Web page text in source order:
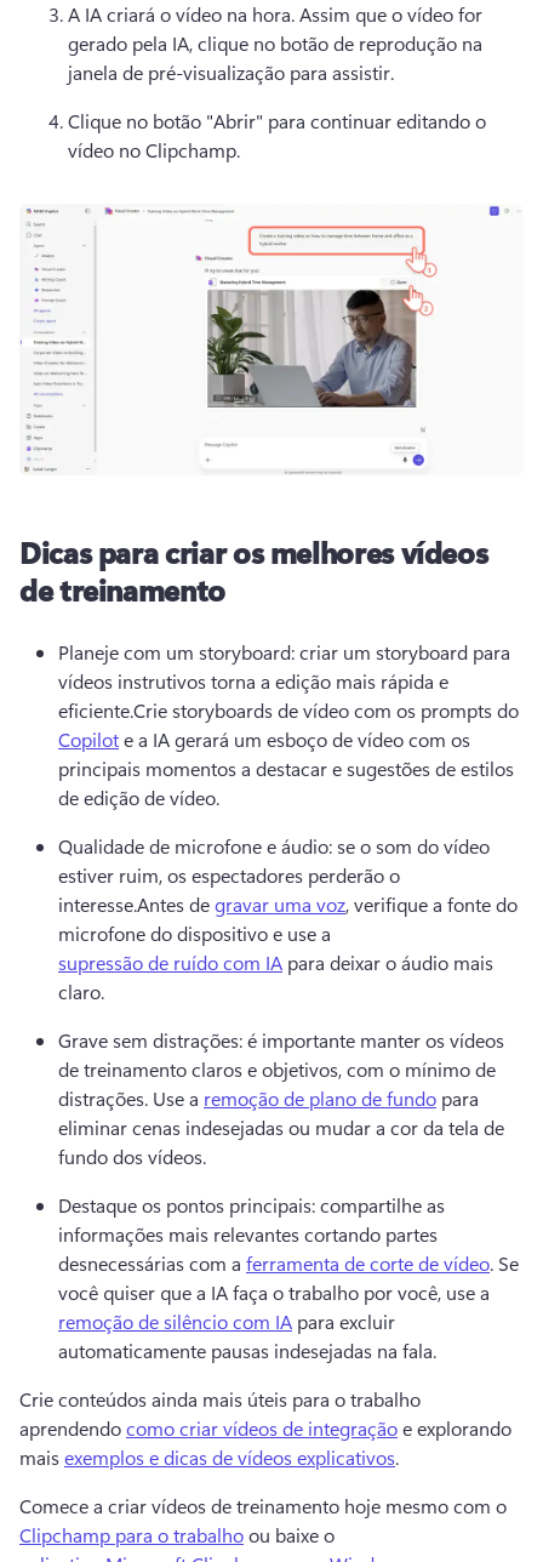
A IA criará o vídeo na hora. Assim que o vídeo for
gerado pela IA, clique no botão de reprodução na
janela de pré-visualização para assistir.
Clique no botão "Abrir" para continuar editando o
vídeo no Clipchamp.
Dicas para criar os melhores vídeos
de treinamento
Planeje com um storyboard: criar um storyboard para
vídeos instrutivos torna a edição mais rápida e
eficiente.Crie storyboards de vídeo com os prompts do
Copilot e a IA gerará um esboço de vídeo com os
principais momentos a destacar e sugestões de estilos
de edição de vídeo.
Qualidade de microfone e áudio: se o som do vídeo
estiver ruim, os espectadores perderão o
interesse.Antes de gravar uma voz, verifique a fonte do
microfone do dispositivo e use a
supressão de ruído com IA para deixar o áudio mais
claro.
Grave sem distrações: é importante manter os vídeos
de treinamento claros e objetivos, com o mínimo de
distrações. Use a remoção de plano de fundo para
eliminar cenas indesejadas ou mudar a cor da tela de
fundo dos vídeos.
Destaque os pontos principais: compartilhe as
informações mais relevantes cortando partes
desnecessárias com a ferramenta de corte de vídeo. Se
você quiser que a IA faça o trabalho por você, use a
remoção de silêncio com IA para excluir
automaticamente pausas indesejadas na fala.
Crie conteúdos ainda mais úteis para o trabalho
aprendendo como criar vídeos de integração e explorando
mais exemplos e dicas de vídeos explicativos.
Comece a criar vídeos de treinamento hoje mesmo com o
Clipchamp para o trabalho ou baixe o